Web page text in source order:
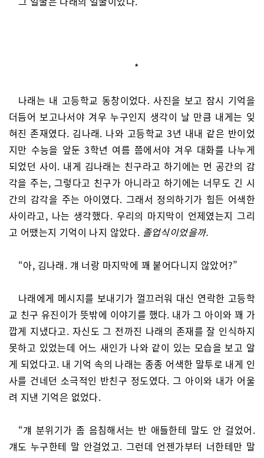
*
나래는 내 고등학교 동창이었다. 사진을 보고 잠시 기억을
더듬어 보고나서야 겨우 누구인지 생각이 날 만큼 내게는 잊
혀진 존재였다. 김나래. 나와 고등학교 3년 내내 같은 반이었
지만 수능을 앞둔 3학년 여름 쯤에서야 겨우 대화를 나누게
되었던 사이. 내게 김나래는 친구라고 하기에는 먼 공간의 감
각을 주는, 그렇다고 친구가 아니라고 하기에는 너무도 긴 시
간의 감각을 주는 아이였다. 그래서 정의하기가 힘든 어색한
사이라고, 나는 생각했다. 우리의 마지막이 언제였는지 그리
고 어땠는지 기억이 나지 않았다. 졸업식이었을까.
“아, 김나래. 걔 너랑 마지막에 꽤 붙어다니지 않았어?”
나래에게 메시지를 보내기가 껄끄러워 대신 연락한 고등학
교 친구 유진이가 뜻밖에 이야기를 했다. 내가 그 아이와 꽤 가
깝게 지냈다고. 자신도 그 전까진 나래의 존재를 잘 인식하지
못하고 있었는데 어느 새인가 나와 같이 있는 모습을 보고 알
게 되었다고. 내 기억 속의 나래는 종종 어색한 말투로 내게 인
사를 건네던 소극적인 반친구 정도였다. 그 아이와 내가 어울
려 지낸 기억은 없었다.
“걔 분위기가 좀 음침해서는 반 애들한테 말도 안 걸었어.
걔도 누구한테 말 안걸었고. 그런데 언젠가부터 너한테만 말